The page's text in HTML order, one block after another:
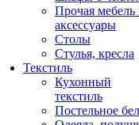
Прочая мебель
аксессуары
Столы
Стулья, кресла
Текстиль
Кухонный
текстиль
Постельное